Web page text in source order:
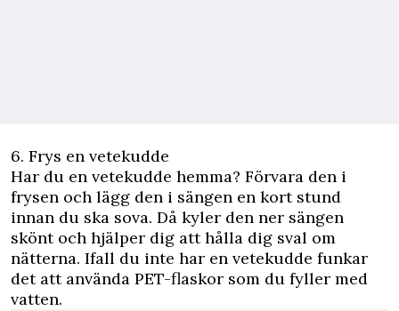
6. Frys en vetekudde
Har du en vetekudde hemma? Förvara den i
frysen och lägg den i sängen en kort stund
innan du ska sova. Då kyler den ner sängen
skönt och hjälper dig att hålla dig sval om
nätterna. Ifall du inte har en vetekudde funkar
det att använda PET-flaskor som du fyller med
vatten.